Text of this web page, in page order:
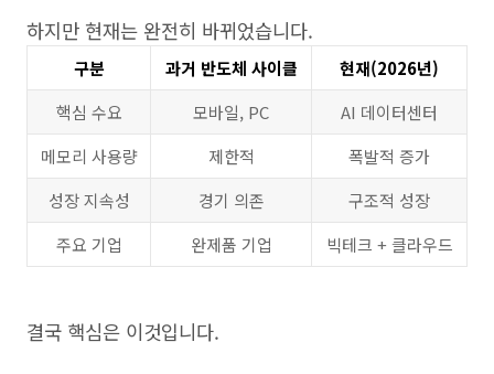
하지만 현재는 완전히 바뀌었습니다.
구분 과거 반도체 사이클
현재(2026년)
핵심 수요
모바일, PC
AI 데이터센터
메모리 사용량
제한적
폭발적 증가
성장 지속성
경기 의존
구조적 성장
주요 기업
완제품 기업 빅테크 + 클라우드
결국 핵심은 이것입니다.